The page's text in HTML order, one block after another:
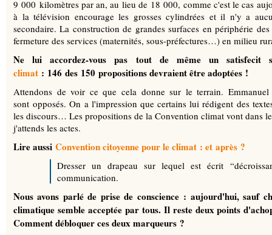
9 000 kilomètres par an, au lieu de 18 000, comme c'est le cas
à la télévision encourage les grosses cylindrées et il n'y a
secondaire. La construction de grandes surfaces en périphérie
fermeture des services (maternités, sous-préfectures…) en milieu
Ne lui accordez-vous pas tout de même un
climat : 146 des 150 propositions devraient être adoptées !
Attendons de voir ce que cela donne sur le terrain.
sont opposés. On a l'impression que certains lui rédigent des
les discours… Les propositions de la Convention climat vont dans
j'attends les actes.
Lire aussi Convention citoyenne pour le climat : et après ?
Dresser un drapeau sur lequel est écrit
communication.
Nous avons parlé de prise de conscience : aujourd'hui, sauf
climatique semble acceptée par tous. Il reste deux points
Comment débloquer ces deux marqueurs ?